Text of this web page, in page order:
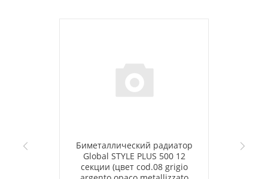
Биметаллический радиатор
Global STYLE PLUS 500 12
секции (цвет cod.08 grigio